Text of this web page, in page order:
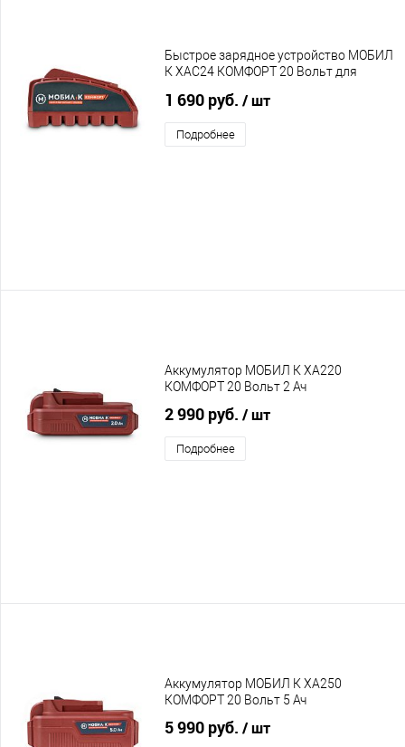
Быстрое зарядное устройство МОБИЛ
К XAC24 КОМФОРТ 20 Вольт для
1 690 руб. / шт
Подробнее
Аккумулятор МОБИЛ К XA220
КОМФОРТ 20 Вольт 2 Ач
2 990 руб. / шт
Подробнее
Аккумулятор МОБИЛ К XA250
КОМФОРТ 20 Вольт 5 Ач
5 990 руб. / шт